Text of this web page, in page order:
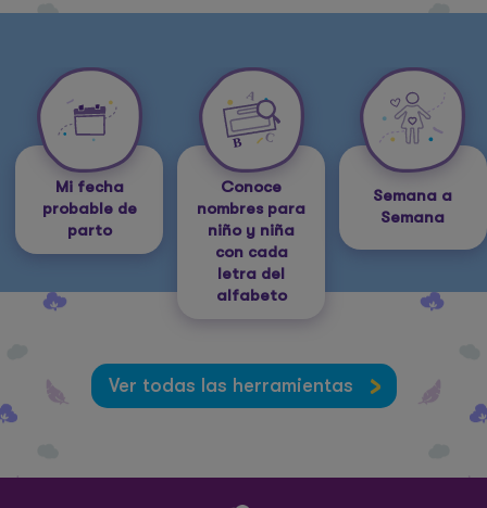
Mi fecha
probable de
parto
Conoce
nombres para
niño y niña
con cada
letra del
alfabeto
Semana a
Semana
Ver todas las herramientas